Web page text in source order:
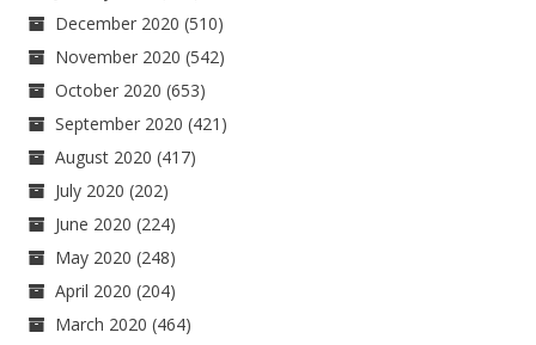
December 2020 (510)
November 2020 (542)
October 2020 (653)
September 2020 (421)
August 2020 (417)
July 2020 (202)
June 2020 (224)
May 2020 (248)
April 2020 (204)
March 2020 (464)